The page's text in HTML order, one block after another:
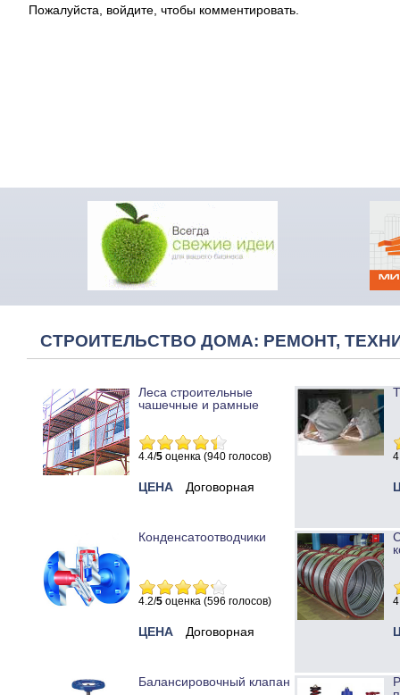
Пожалуйста, войдите, чтобы комментировать.
СТРОИТЕЛЬСТВО ДОМА: РЕМОНТ,
Леса строительные
чашечные и рамные
4.4/5 оценка (940 голосов)
ЦЕНА Договорная
Конденсатоотводчики
4.2/5 оценка (596 голосов)
ЦЕНА Договорная
Балансировочный клапан